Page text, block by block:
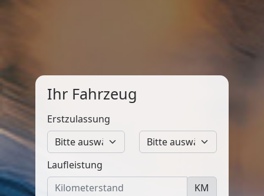
Ihr Fahrzeug
Erstzulassung
Laufleistung
KM